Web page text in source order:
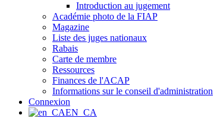
Introduction au jugement
Académie photo de la FIAP
Magazine
Liste des juges nationaux
Rabais
Carte de membre
Ressources
Finances de l'ACAP
Informations sur le conseil d'administration
Connexion
EN_CA